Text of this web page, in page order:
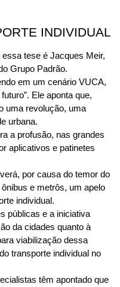
INDIVIDUAL
tese é Jacques Meir,
Grupo Padrão.
em um cenário VUCA,
Ele aponta que,
uma revolução, uma
urbana.
a profusão, nas grandes
aplicativos e patinetes
por causa do temor do
e metrôs, um apelo
individual.
públicas e a iniciativa
da cidades quanto à
viabilização dessa
transporte individual no
têm apontado que